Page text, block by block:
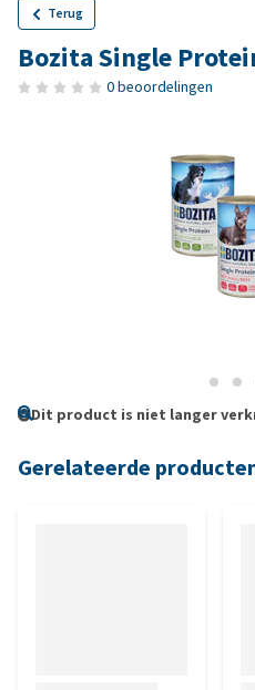
Terug
Bozita Single
0 beoordelingen
Dit product is niet langer
Gerelateerde